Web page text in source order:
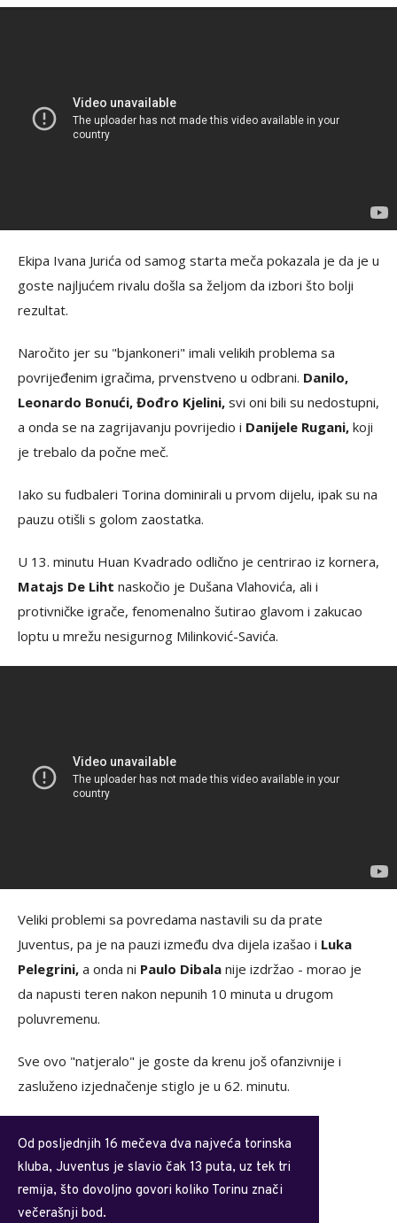
Ekipa Ivana Jurića od samog starta meča pokazala je da je u
goste najljućem rivalu došla sa željom da izbori što bolji
rezultat.
Naročito jer su "bjankoneri" imali velikih problema sa
povrijeđenim igračima, prvenstveno u odbrani. Danilo,
Leonardo Bonući, Đođro Kjelini, svi oni bili su nedostupni,
a onda se na zagrijavanju povrijedio i Danijele Rugani, koji
je trebalo da počne meč.
Iako su fudbaleri Torina dominirali u prvom dijelu, ipak su na
pauzu otišli s golom zaostatka.
U 13. minutu Huan Kvadrado odlično je centrirao iz kornera,
Matajs De Liht naskočio je Dušana Vlahovića, ali i
protivničke igrače, fenomenalno šutirao glavom i zakucao
loptu u mrežu nesigurnog Milinković-Savića.
Veliki problemi sa povredama nastavili su da prate
Juventus, pa je na pauzi između dva dijela izašao i Luka
Pelegrini, a onda ni Paulo Dibala nije izdržao - morao je
da napusti teren nakon nepunih 10 minuta u drugom
poluvremenu.
Sve ovo "natjeralo" je goste da krenu još ofanzivnije i
zasluženo izjednačenje stiglo je u 62. minutu.
Od posljednjih 16 mečeva dva najveća torinska
kluba, Juventus je slavio čak 13 puta, uz tek tri
remija, što dovoljno govori koliko Torinu znači
večerašnji bod.